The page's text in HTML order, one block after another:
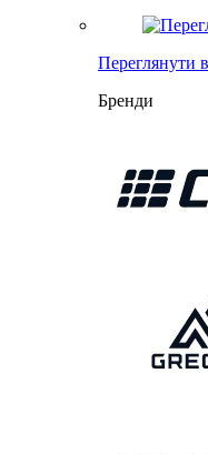
Переглянути
Бренди